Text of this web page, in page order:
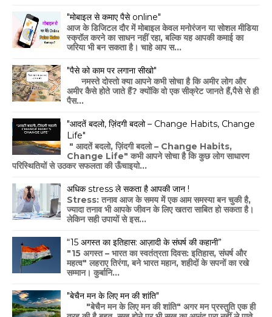
"मोबाइल से कमाए पैसे online"
आज के डिजिटल दौर में मोबाइल केवल मनोरंजन या सोशल मीडिया
स्क्रॉल करने का साधन नहीं रहा, बल्कि यह आपकी कमाई का
जरिया भी बन सकता है। चाहे आप स...
"पैसे को काम पर लगाना सीखो"
नमस्ते दोस्तो क्या आपने कभी सोचा है कि अमीर लोग और
अमीर कैसे होते जाते हैं? क्योंकि वो एक सीक्रेट जानते हैं,पैसे से ही
पैस...
"आदतें बदलो, ज़िंदगी बदलो – Change Habits, Change
Life"
" आदतें बदलो, ज़िंदगी बदलो – Change Habits,
Change Life" कभी आपने सोचा है कि कुछ लोग साधारण
परिस्थितियों से उठकर सफलता की ऊँचाइयो...
अधिक stress ले सकता है आपकी जान !
Stress: तनाव आज के समय में एक आम समस्या बन चुकी है,
ज्यादा तनाव भी आपके जीवन के लिए खतरा साबित हो सकता है।
लेकिन सही उपायों से इस...
“15 अगस्त का इतिहास: आज़ादी के संघर्ष की कहानी”
"15 अगस्त – भारत का स्वतंत्रता दिवस: इतिहास, संघर्ष और
महत्व" लहराए तिरंगा, बने भारत महान, शहीदों के सपनों का रखे
सम्मान। कुर्बानि...
"बेचैन मन के लिए मन की शांति"
"बेचैन मन के लिए मन की शांति" अगर मन प्रस्तुति एक ही